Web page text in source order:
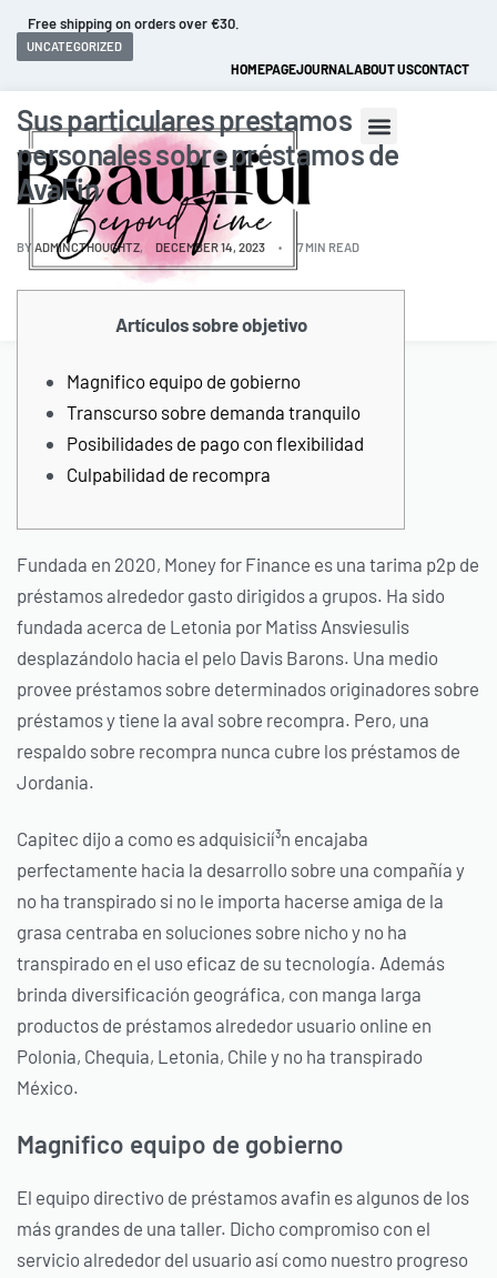
Fast and extended returns.
HOMEPAGEJOURNALABOUT USCONTACT
UNCATEGORIZED
Sus particulares prestamos
personales sobre préstamos de
AvaFin
BY ADMINCTHOUGHTZ DECEMBER 14, 2023 7 MIN READ
Artículos sobre objetivo
Magnifico equipo de gobierno
Transcurso sobre demanda tranquilo
Posibilidades de pago con flexibilidad
Culpabilidad de recompra
Fundada en 2020, Money for Finance es una tarima p2p de
préstamos alrededor gasto dirigidos a grupos. Ha sido
fundada acerca de Letonia por Matiss Ansviesulis
desplazándolo hacia el pelo Davis Barons. Una medio
provee préstamos sobre determinados originadores sobre
préstamos y tiene la aval sobre recompra. Pero, una
respaldo sobre recompra nunca cubre los préstamos de
Jordania.
Capitec dijo a como es adquisicií³n encajaba
perfectamente hacia la desarrollo sobre una compañía y
no ha transpirado si no le importa hacerse amiga de la
grasa centraba en soluciones sobre nicho y no ha
transpirado en el uso eficaz de su tecnología. Además
brinda diversificación geográfica, con manga larga
productos de préstamos alrededor usuario online en
Polonia, Chequia, Letonia, Chile y no ha transpirado
México.
Magnifico equipo de gobierno
El equipo directivo de préstamos avafin es algunos de los
más grandes de una taller. Dicho compromiso con el
servicio alrededor del usuario así­ como nuestro progreso